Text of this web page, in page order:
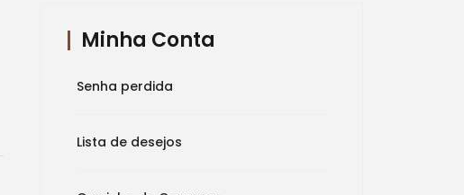
Minha Conta
Senha perdida
Lista de desejos